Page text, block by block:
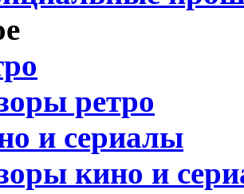
ретро
и сериалы
кино и